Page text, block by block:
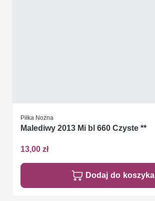
Piłka Nożna
Malediwy 2013 Mi bl 660 Czyste **
13,00 zł
Dodaj do koszyka